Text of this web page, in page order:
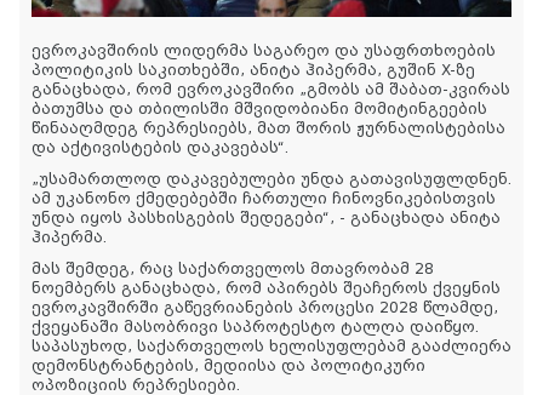
ევროკავშირის ლიდერმა საგარეო და უსაფრთხოების
პოლიტიკის საკითხებში, ანიტა ჰიპერმა, გუშინ X-ზე
განაცხადა, რომ ევროკავშირი „გმობს ამ შაბათ-კვირას
ბათუმსა და თბილისში მშვიდობიანი მომიტინგეების
წინააღმდეგ რეპრესიებს, მათ შორის ჟურნალისტებისა
და აქტივისტების დაკავებას“.
„უსამართლოდ დაკავებულები უნდა გათავისუფლდნენ.
ამ უკანონო ქმედებებში ჩართული ჩინოვნიკებისთვის
უნდა იყოს პასხისგების შედეგები“, - განაცხადა ანიტა
ჰიპერმა.
მას შემდეგ, რაც საქართველოს მთავრობამ 28
ნოემბერს განაცხადა, რომ აპირებს შეაჩეროს ქვეყნის
ევროკავშირში გაწევრიანების პროცესი 2028 წლამდე,
ქვეყანაში მასობრივი საპროტესტო ტალღა დაიწყო.
საპასუხოდ, საქართველოს ხელისუფლებამ გააძლიერა
დემონსტრანტების, მედიისა და პოლიტიკური
ოპოზიციის რეპრესიები.